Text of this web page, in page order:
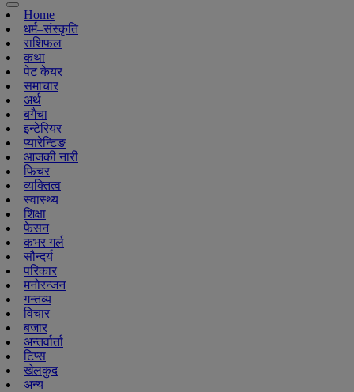
Home
धर्म–संस्कृति
राशिफल
कथा
पेट केयर
समाचार
अर्थ
बगैचा
इन्टेरियर
प्यारेन्टिङ
आजकी नारी
फिचर
व्यक्तित्व
स्वास्थ्य
शिक्षा
फेसन
कभर गर्ल
सौन्दर्य
परिकार
मनोरन्जन
गन्तव्य
विचार
बजार
अन्तर्वार्ता
टिप्स
खेलकुद
अन्य